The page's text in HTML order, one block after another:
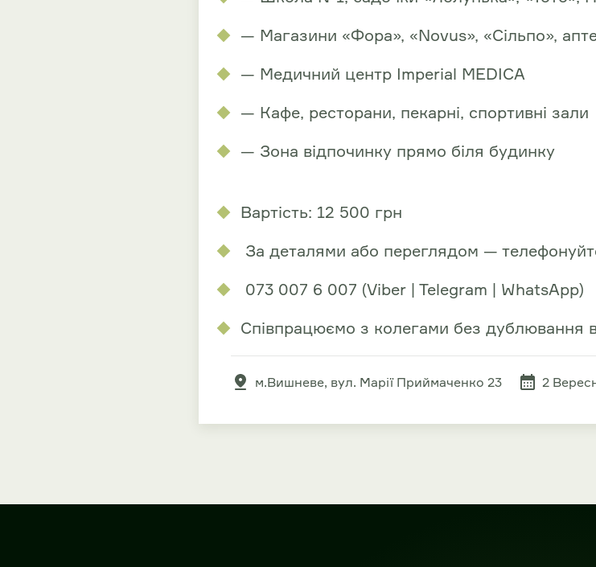
— Магазини «Фора», «Novus», «Сільпо»,
— Медичний центр Imperial MEDICA
— Кафе, ресторани, пекарні, спортивні зали
— Зона відпочинку прямо біля будинку
Вартість: 12 500 грн
За деталями або переглядом —
073 007 6 007 (Viber | Telegram | WhatsApp)
Співпрацюємо з колегами без дублювання
м.Вишневе, вул. Марії Приймаченко 23 2